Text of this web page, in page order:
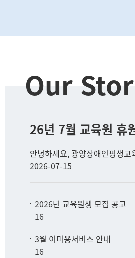
Our
26년 7월 교육원 휴
2026-07-15
2026년 교육원생 모집 공고
16
3월 이미용서비스 안내
16